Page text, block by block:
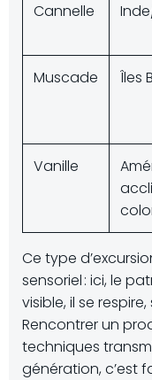
Cannelle
Muscade Îles
Vanille
Ce type
sensoriel : ici, le
visible, il se
Rencontrer un
techniques
génération, c’est